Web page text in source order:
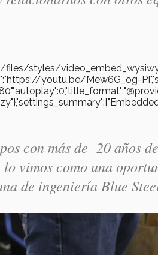
files/styles/
youtu.be/Mew6G_og-
con más de 20 años
vimos como una
de ingeniería Blue